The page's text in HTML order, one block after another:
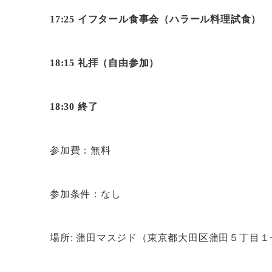
17:25 イフタール食事会（ハラール料理試食）
18:15 礼拝（自由参加）
18:30 終了
参加費：無料
参加条件：なし
場所: 蒲田マスジド（東京都大田区蒲田５丁目